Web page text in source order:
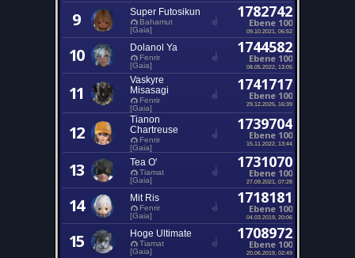
9 Super Futosikun
Bahamut
[Gaia]
1782742
Ebene 100
09.10.2021, 06:52
10 Dolanol Ya
Fenrir
[Gaia]
1744582
Ebene 100
08.05.2022, 13:05
11
Vaskyre
Misasagi
Fenrir
[Gaia]
1741717
Ebene 100
29.12.2025, 16:39
12
Tianon
Chartreuse
Fenrir
[Gaia]
1739704
Ebene 100
15.11.2022, 13:44
13 Tea O'
Tiamat
[Gaia]
1731070
Ebene 100
27.09.2021, 07:28
14 Mit Ris
Fenrir
[Gaia]
1718181
Ebene 100
04.03.2019, 20:06
15 Hoge Ultimate
Tiamat
[Gaia]
1708972
Ebene 100
20.06.2019, 02:49